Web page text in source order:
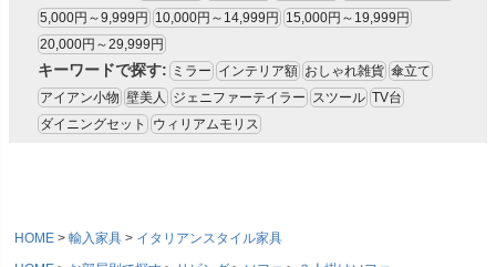
5,000円～9,999円
10,000円～14,999円
15,000円～19,999円
20,000円～29,999円
キーワードで探す: ミラー インテリア額 おしゃれ雑貨 傘立て
アイアン小物 壁美人 ジェニファーテイラー スツール TV台
ダイニングセット
ウィリアムモリス
HOME 輸入家具
イタリアンスタイル家具